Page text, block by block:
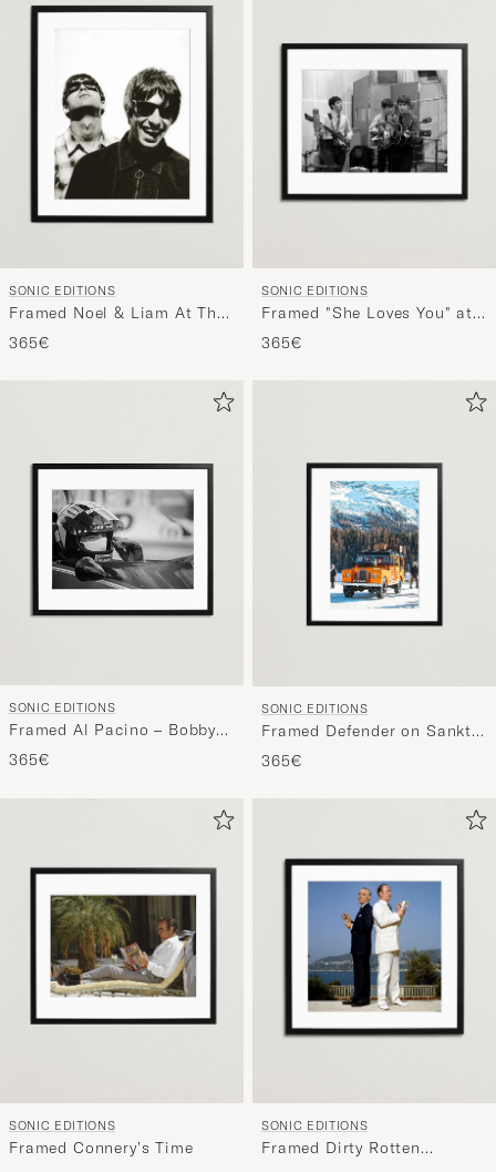
SONIC EDITIONS
Framed Noel & Liam At The
Hotel
365€
SONIC EDITIONS
Framed "She Loves You" at
Abbey Road
365€
SONIC EDITIONS
Framed Al Pacino – Bobby
Deerfield
365€
SONIC EDITIONS
Framed Defender on Sankt
Moritz
365€
SONIC EDITIONS
Framed Connery’s Time
SONIC EDITIONS
Framed Dirty Rotten